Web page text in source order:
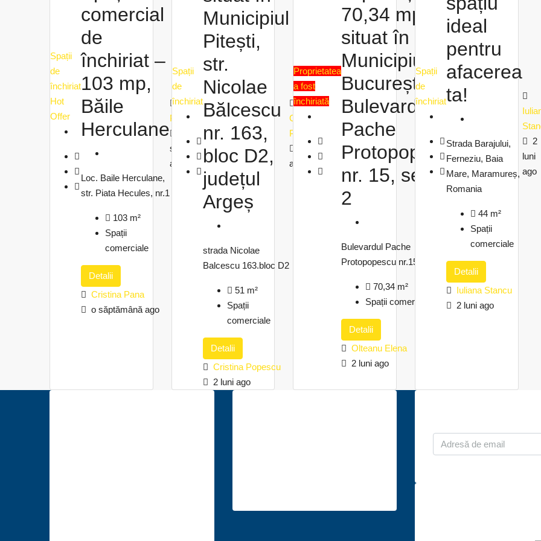
Spații
de
închiriat
Hot
Offer
comercial
de
închiriat –
103 mp,
Băile
Herculane
Loc. Baile Herculane,
str. Piata Hecules, nr.1
103 m²
Spații
comerciale
Detalii
Cristina Pana
o săptămână ago
Cristina
Pana
săptămână
ago
Spații
de
închiriat
Municipiul
Pitești,
str.
Nicolae
Bălcescu
nr. 163,
bloc D2,
județul
Argeș
strada Nicolae
Balcescu 163.bloc D2
51 m²
Spații
comerciale
Detalii
Cristina Popescu
2 luni ago
Cristina
Popescu
ago
Proprietatea
a fost
închiriată
70,34 mp
situat în
Municipiul
București,
Bulevardul
Pache
Protopopescu,
nr. 15, sector
2
Bulevardul Pache
Protopopescu nr.15, sector 2
70,34 m²
Spații comerciale
Detalii
Olteanu Elena
2 luni ago
2 luni
ago
Spații
de
închiriat
ideal
pentru
afacerea
ta!
Strada Barajului,
Ferneziu, Baia
Mare, Maramureș,
Romania
44 m²
Spații
comerciale
Detalii
Iuliana Stancu
2 luni ago
2
luni
ago